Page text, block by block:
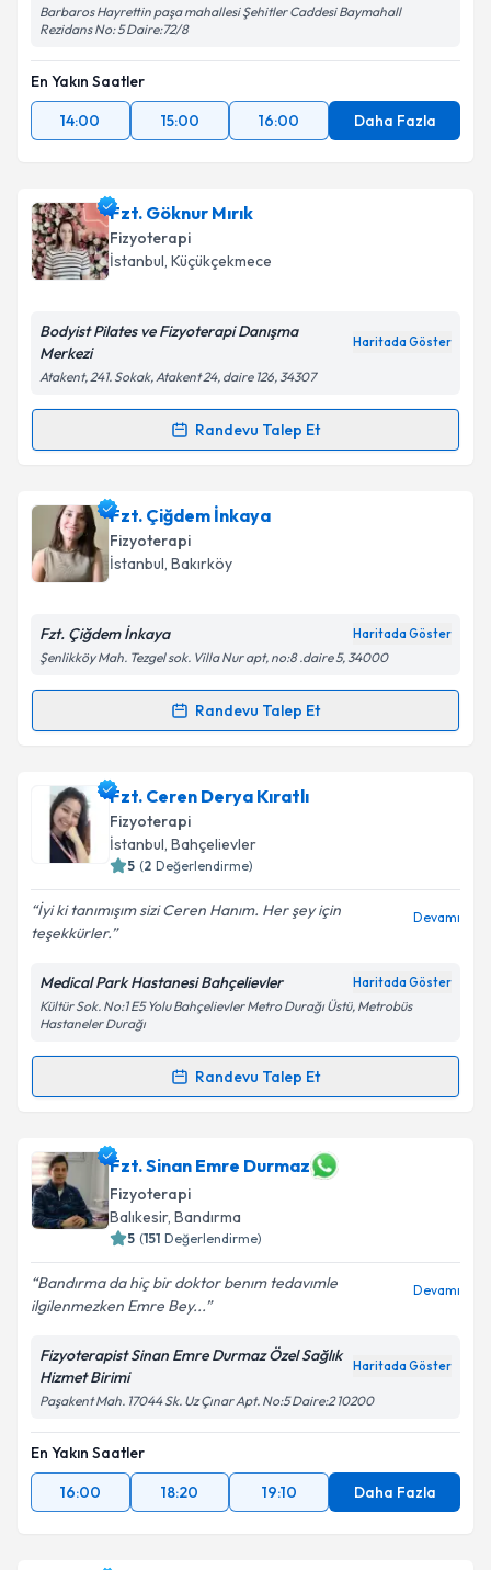
Barbaros Hayrettin paşa mahallesi Şehitler Caddesi Baymahall
Rezidans No: 5 Daire:72/8
En Yakın Saatler
14:00
15:00 16:00 Daha Fazla
Fzt. Göknur Mırık
Fizyoterapi
İstanbul, Küçükçekmece
Bodyist Pilates ve Fizyoterapi Danışma
Merkezi
Haritada Göster
Atakent, 241. Sokak, Atakent 24, daire 126, 34307
Randevu Talep Et
Randevu Takvimi Talebi
Fzt. Göknur Mırıkiçin randevu takvimi talebi
oluşturun. Size bu uzmandan randevu almanız için bir
takvim hazırlandığında e-posta ile bilgilendireceğiz.
Kişisel verilerimin işlenmesine ilişkin
Metni'ni okudum ve kişisel verilerimin belirtilen
Takvim Talebini Gönder
Fzt. Çiğdem İnkaya
Fizyoterapi
İstanbul, Bakırköy
Fzt. Çiğdem İnkaya Haritada Göster
Şenlikköy Mah. Tezgel sok. Villa Nur apt, no:8 .daire 5, 34000
Randevu Talep Et
Randevu Takvimi Talebi
Fzt. Çiğdem İnkayaiçin randevu takvimi talebi
oluşturun. Size bu uzmandan randevu almanız için bir
takvim hazırlandığında e-posta ile bilgilendireceğiz.
Kişisel verilerimin işlenmesine ilişkin
Aydınlatma
Metni'ni okudum ve kişisel verilerimin belirtilen
kapsamda işlenmesini kabul ediyorum.
Takvim Talebini Gönder
Fzt. Ceren Derya Kıratlı
Fizyoterapi
İstanbul, Bahçelievler
5 (2 Değerlendirme)
İyi ki tanımışım sizi Ceren Hanım. Her şey için
teşekkürler.
Devamı
Medical Park Hastanesi Bahçelievler Haritada Göster
Kültür Sok. No:1 E5 Yolu Bahçelievler Metro Durağı Üstü, Metrobüs
Hastaneler Durağı
Randevu Talep Et
Randevu Takvimi Talebi
Fzt. Ceren Derya Kıratlıiçin randevu takvimi talebi
oluşturun. Size bu uzmandan randevu almanız için bir
takvim hazırlandığında e-posta ile bilgilendireceğiz.
E-posta Adresiniz
Kişisel verilerimin işlenmesine ilişkin Aydınlatma
Metni
kapsamda işlenmesini kabul ediyorum.
Takvim Talebini Gönder
Fzt. Sinan Emre Durmaz
Fizyoterapi
Balıkesir, Bandırma
5 (151 Değerlendirme)
Bandırma da hiç bir doktor benım tedavımle
ilgilenmezken Emre Bey...
Devamı
Fizyoterapist Sinan Emre Durmaz Özel Sağlık
Hizmet Birimi
Haritada Göster
Paşakent Mah. 17044 Sk. Uz Çınar Apt. No:5 Daire:2 10200
En Yakın Saatler
16:00
18:20 19:10 Daha Fazla